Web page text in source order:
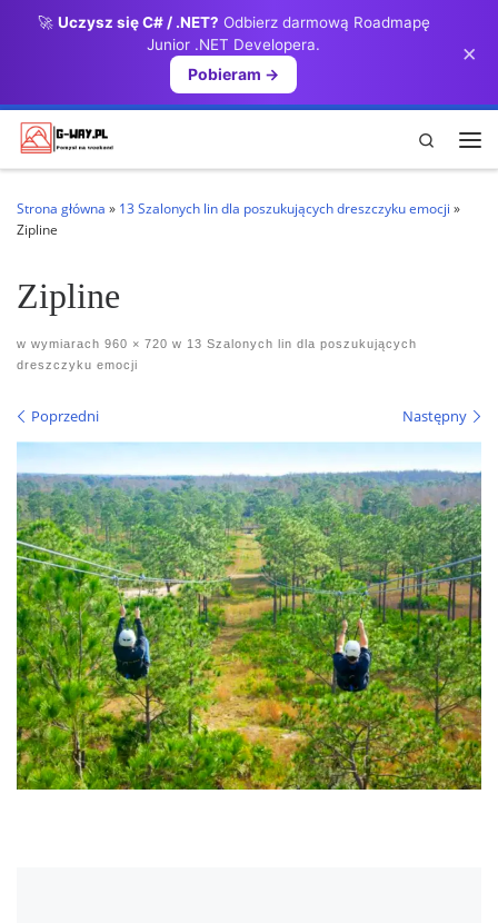
🚀 Uczysz się C# / .NET? Odbierz darmową Roadmapę
Junior .NET Developera.
Pobieram →
×
Przejdź do treści
Search
Strona główna » 13 Szalonych lin dla poszukujących dreszczyku emocji »
Zipline
Zipline
w wymiarach 960 × 720 w 13 Szalonych lin dla poszukujących
dreszczyku emocji
Nawigacja po obrazach
Poprzedni Następny